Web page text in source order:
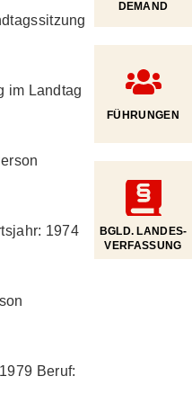
im Landtag
1974
Beruf:
DEMAND
FÜHRUNGEN
BGLD. LANDES­
VERFASSUNG